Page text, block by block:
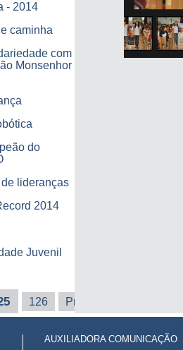
- 2014
caminha
com
Monsenhor
do
lideranças
2014
Juvenil
126 Próxima
AUXILIADORA COMUNICAÇÃO